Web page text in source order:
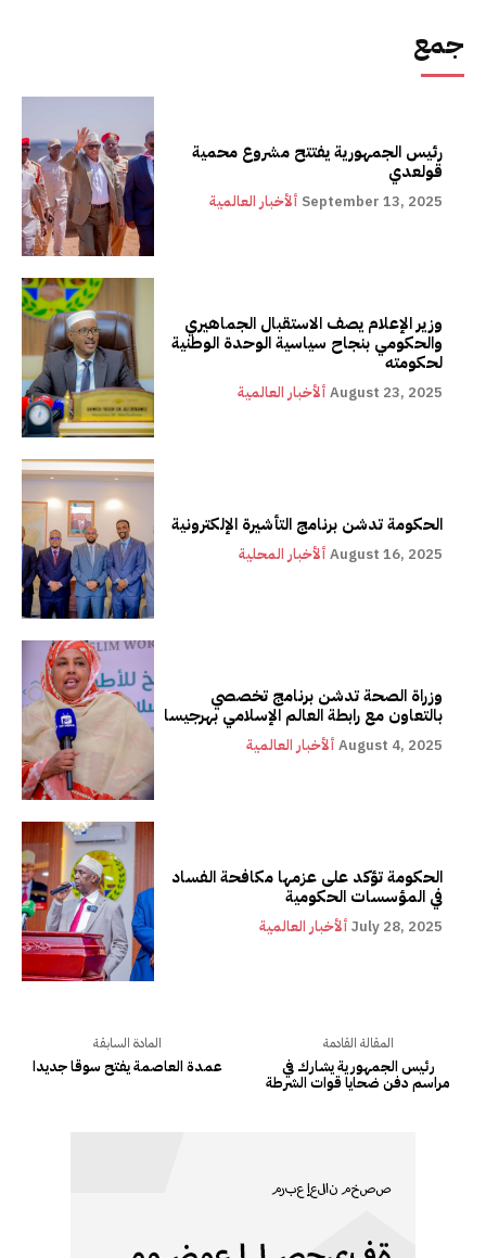
جمع
رئيس الجمهورية يفتتح مشروع محمية
قولعدي
ألأخبار العالمية September 13, 2025
وزير الإعلام يصف الاستقبال الجماهيري
والحكومي بنجاح سياسية الوحدة الوطنية
لحكومته
ألأخبار العالمية August 23, 2025
الحكومة تدشن برنامج التأشيرة الإلكترونية
ألأخبار المحلية August 16, 2025
وزراة الصحة تدشن برنامج تخصصي
بالتعاون مع رابطة العالم الإسلامي بهرجيسا
ألأخبار العالمية August 4, 2025
الحكومة تؤكد على عزمها مكافحة الفساد
في المؤسسات الحكومية
ألأخبار العالمية July 28, 2025
المادة السابقة
عمدة العاصمة يفتح سوقا جديدا
المقالة القادمة
رئيس الجمهورية يشارك في
مراسم دفن ضحايا قوات الشرطة